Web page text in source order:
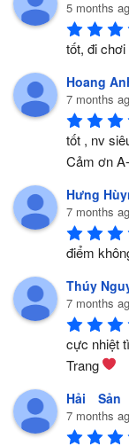
5 months
tốt, đi
Hoang
7 months
tốt , nv
Cảm ơn
Hưng
7 months
điểm
Thúy
7 months
cực nhiệt
Trang
Hải
7 months